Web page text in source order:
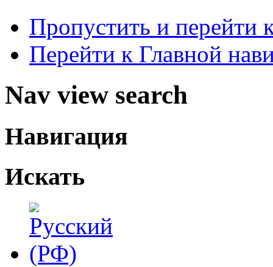
Пропустить и перейти
Перейти к Главной
Nav view search
Навигация
Искать